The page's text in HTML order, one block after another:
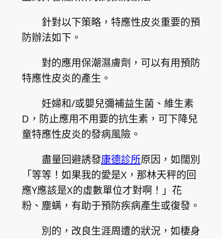
針對以下策略，特應性皮炎重要的預
防辦法如下。
對的應用保潮濕膚劑，可以有用預防
特應性皮炎的產生。
妊婦和/或嬰兒彌補益生菌、維生素
D，防止應用不用要的抗生素，可下降兒
童特應性皮炎的發病風險。
盡量回避誘發康德診所原因，如闊別
「等等！如果我的愛是X，那林天秤的回
應Y應該是X的虛數單位才對啊！」花
粉、塵螨，有助于預防疾病產生或復發。
別的，改良生涯周遭的狀況，如棲身